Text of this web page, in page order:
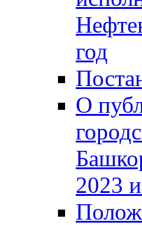
год
О
2023